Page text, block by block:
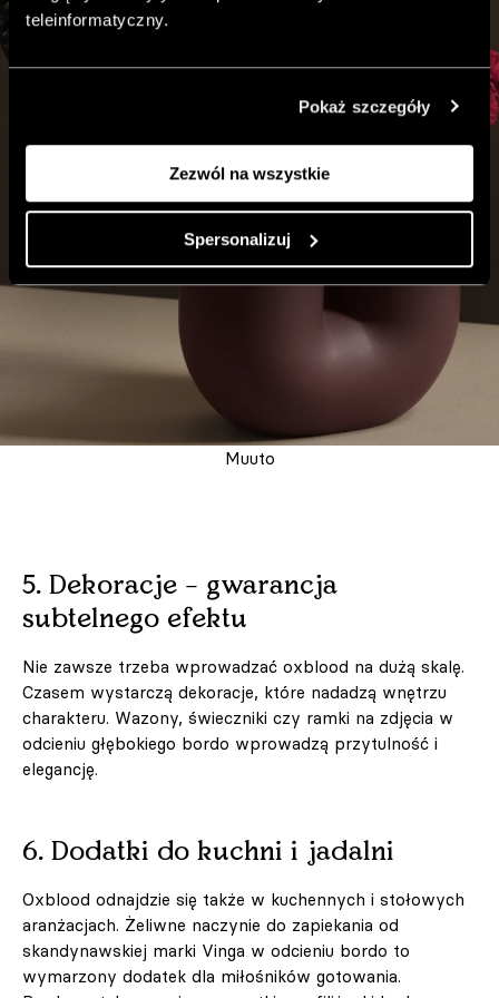
teleinformatyczny.
Pokaż szczegóły
Zezwól na wszystkie
Spersonalizuj
Muuto
5. Dekoracje – gwarancja
subtelnego efektu
Nie zawsze trzeba wprowadzać oxblood na dużą skalę.
Czasem wystarczą dekoracje, które nadadzą wnętrzu
charakteru. Wazony, świeczniki czy ramki na zdjęcia w
odcieniu głębokiego bordo wprowadzą przytulność i
elegancję.
6. Dodatki do kuchni i jadalni
Oxblood odnajdzie się także w kuchennych i stołowych
aranżacjach. Żeliwne naczynie do zapiekania od
skandynawskiej marki Vinga w odcieniu bordo to
wymarzony dodatek dla miłośników gotowania.